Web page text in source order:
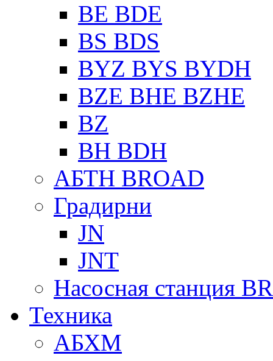
BE BDE
BS BDS
BYZ BYS BYDH
BZE BHE BZHE
BZ
BH BDH
АБТН BROAD
Градирни
JN
JNT
Насосная станция
Техника
АБХМ